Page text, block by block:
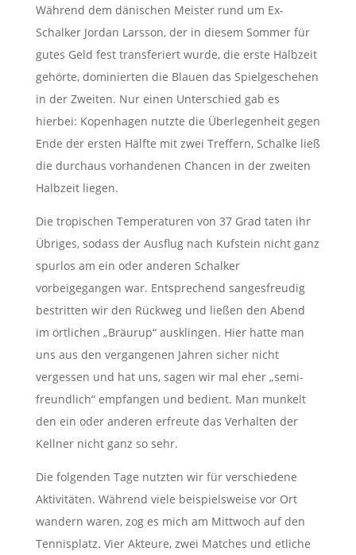
Während dem dänischen Meister rund um Ex-
Schalker Jordan Larsson, der in diesem Sommer für
gutes Geld fest transferiert wurde, die erste Halbzeit
gehörte, dominierten die Blauen das Spielgeschehen
in der Zweiten. Nur einen Unterschied gab es
hierbei: Kopenhagen nutzte die Überlegenheit gegen
Ende der ersten Hälfte mit zwei Treffern, Schalke ließ
die durchaus vorhandenen Chancen in der zweiten
Halbzeit liegen.
Die tropischen Temperaturen von 37 Grad taten ihr
Übriges, sodass der Ausflug nach Kufstein nicht ganz
spurlos am ein oder anderen Schalker
vorbeigegangen war. Entsprechend sangesfreudig
bestritten wir den Rückweg und ließen den Abend
im örtlichen „Bräurup“ ausklingen. Hier hatte man
uns aus den vergangenen Jahren sicher nicht
vergessen und hat uns, sagen wir mal eher „semi-
freundlich“ empfangen und bedient. Man munkelt
den ein oder anderen erfreute das Verhalten der
Kellner nicht ganz so sehr.
Die folgenden Tage nutzten wir für verschiedene
Aktivitäten. Während viele beispielsweise vor Ort
wandern waren, zog es mich am Mittwoch auf den
Tennisplatz. Vier Akteure, zwei Matches und etliche